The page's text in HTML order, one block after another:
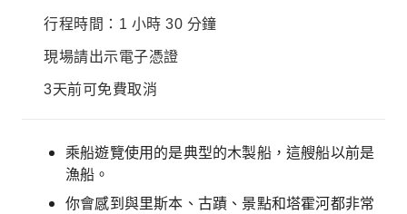
行程時間：1 小時 30 分鐘
現場請出示電子憑證
3天前可免費取消
乘船遊覽使用的是典型的木製船，這艘船以前是
漁船。
你會感到與里斯本、古蹟、景點和塔霍河都非常